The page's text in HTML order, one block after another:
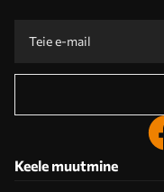
Keele muutmine